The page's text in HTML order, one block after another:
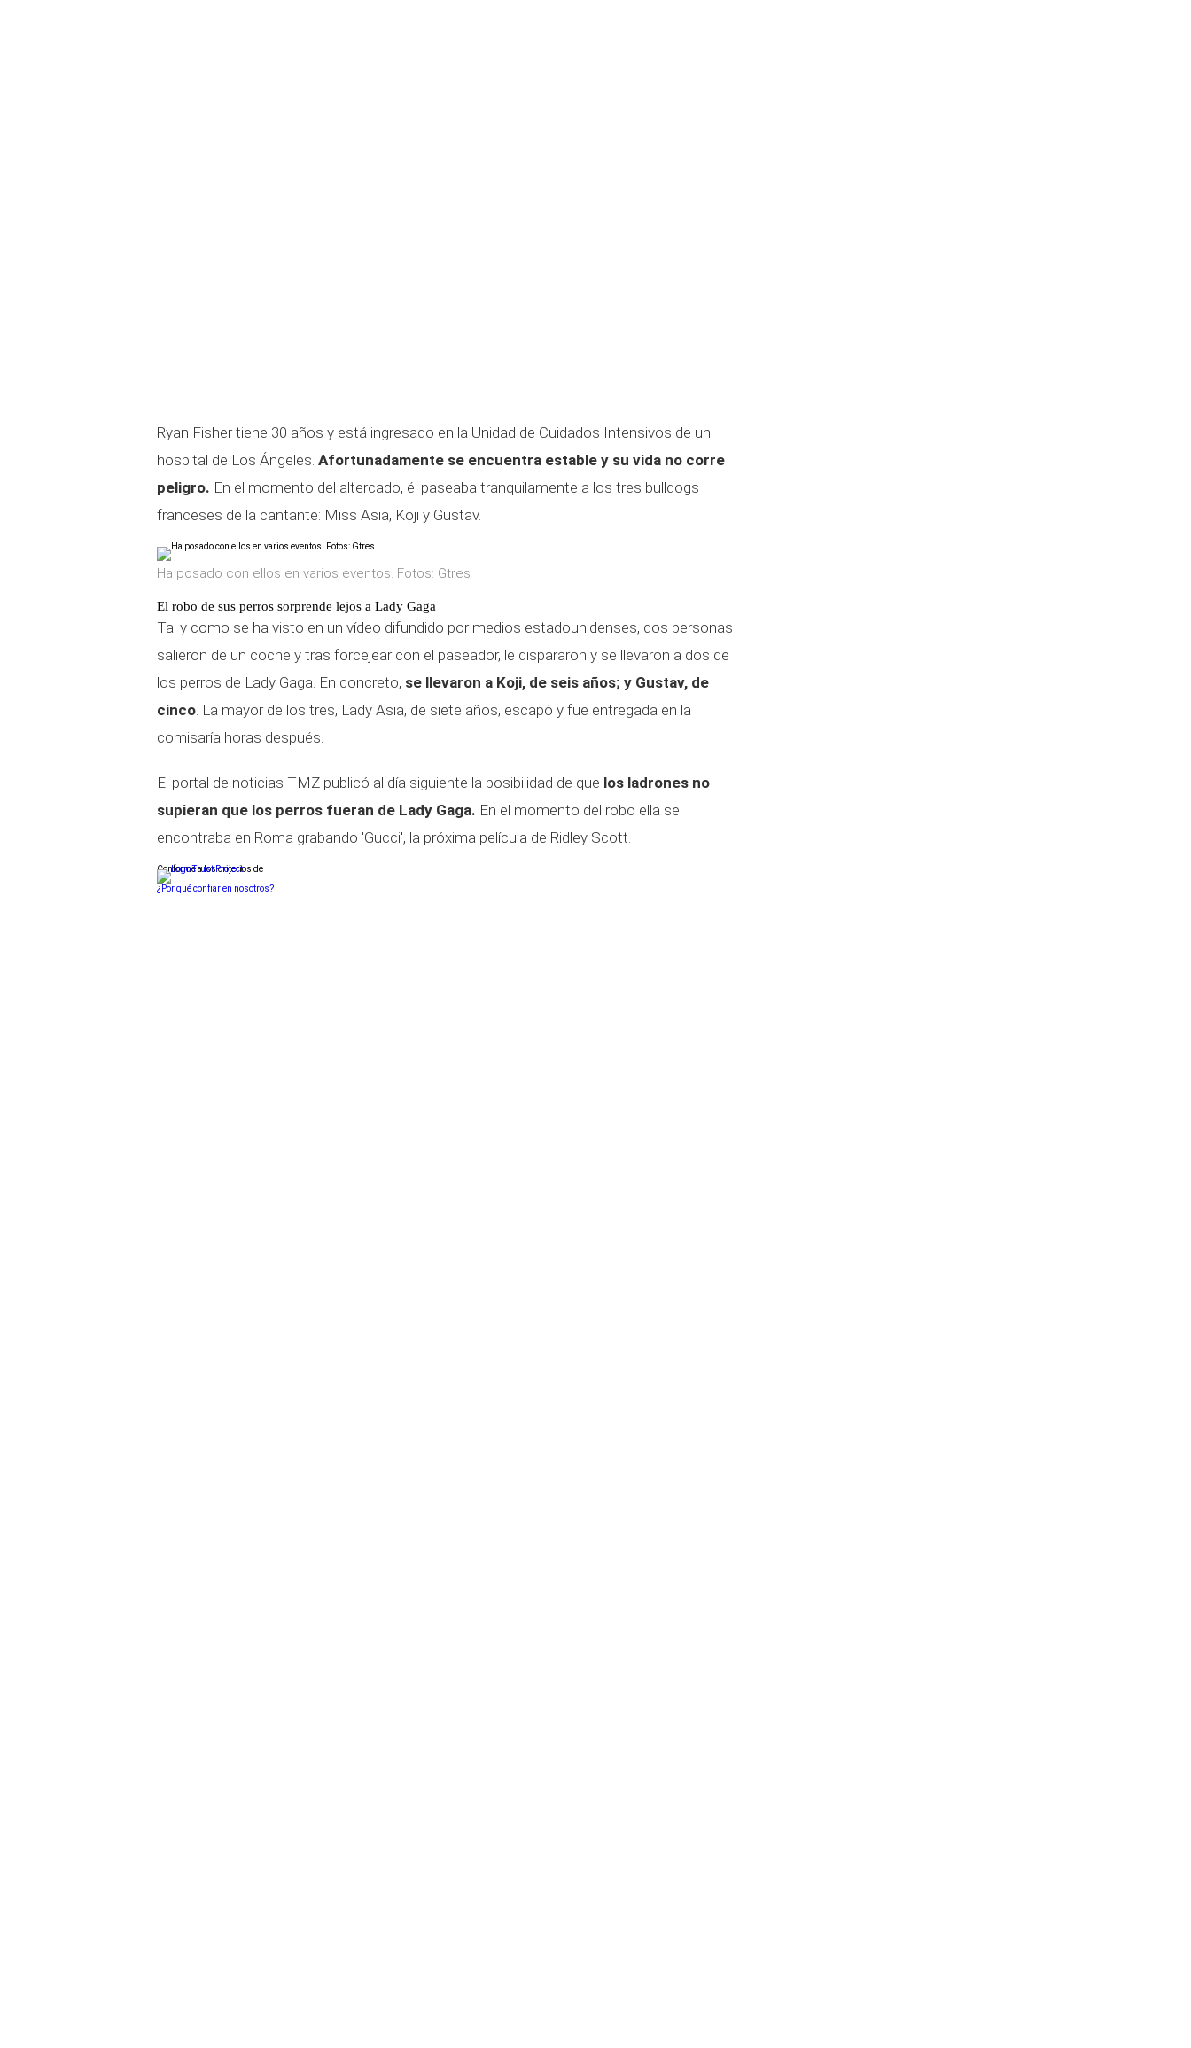
Ryan Fisher tiene 30 años y está ingresado en la Unidad de Cuidados Intensivos de un
hospital de Los Ángeles. Afortunadamente se encuentra estable y su vida no corre
peligro. En el momento del altercado, él paseaba tranquilamente a los tres bulldogs
franceses de la cantante: Miss Asia, Koji y Gustav.
Ha posado con ellos en varios eventos. Fotos: Gtres
El robo de sus perros sorprende lejos a Lady Gaga
Tal y como se ha visto en un vídeo difundido por medios estadounidenses, dos personas
salieron de un coche y tras forcejear con el paseador, le dispararon y se llevaron a dos de
los perros de Lady Gaga. En concreto, se llevaron a Koji, de seis años; y Gustav, de
cinco. La mayor de los tres, Lady Asia, de siete años, escapó y fue entregada en la
comisaría horas después.
El portal de noticias TMZ publicó al día siguiente la posibilidad de que los ladrones no
supieran que los perros fueran de Lady Gaga. En el momento del robo ella se
encontraba en Roma grabando 'Gucci', la próxima película de Ridley Scott.
Conforme a los criterios de
¿Por qué confiar en nosotros?